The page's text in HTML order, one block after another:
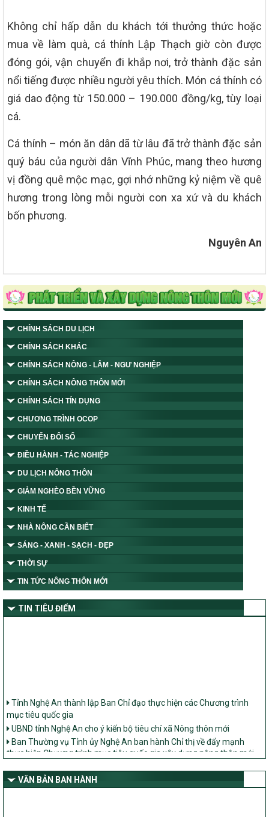
Không chỉ hấp dẫn du khách tới thưởng thức hoặc
mua về làm quà, cá thính Lập Thạch giờ còn được
đóng gói, vận chuyển đi khắp nơi, trở thành đặc sản
nổi tiếng được nhiều người yêu thích. Món cá thính có
giá dao động từ 150.000 – 190.000 đồng/kg, tùy loại
cá.
Cá thính – món ăn dân dã từ lâu đã trở thành đặc sản
quý báu của người dân Vĩnh Phúc, mang theo hương
vị đồng quê mộc mạc, gợi nhớ những kỷ niệm về quê
hương trong lòng mỗi người con xa xứ và du khách
bốn phương.
Nguyên An
CHÍNH SÁCH DU LỊCH
CHÍNH SÁCH KHÁC
CHÍNH SÁCH NÔNG - LÂM - NGƯ NGHIỆP
CHÍNH SÁCH NÔNG THÔN MỚI
CHÍNH SÁCH TÍN DỤNG
CHƯƠNG TRÌNH OCOP
CHUYỂN ĐỔI SỐ
ĐIỀU HÀNH - TÁC NGHIỆP
DU LỊCH NÔNG THÔN
GIẢM NGHÈO BỀN VỮNG
KINH TẾ
NHÀ NÔNG CẦN BIẾT
SÁNG - XANH - SẠCH - ĐẸP
THỜI SỰ
TIN TỨC NÔNG THÔN MỚI
TIN TIÊU ĐIỂM
mục tiêu quốc gia
UBND tỉnh Nghệ An cho ý kiến bộ tiêu chí xã Nông thôn mới
Ban Thường vụ Tỉnh ủy Nghệ An ban hành Chỉ thị về đẩy mạnh
thực hiện Chương trình mục tiêu quốc gia xây dựng nông thôn mới,
giảm nghèo bền vững và phát triển kinh tế – xã hội vùng đồng bào
Nghệ An
VĂN BẢN BAN HÀNH